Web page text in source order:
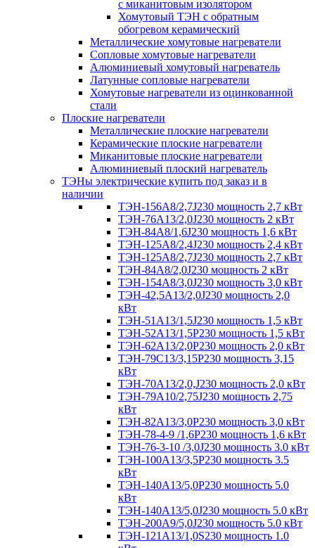
с миканитовым изолятором
Хомутовый ТЭН с обратным
обогревом керамический
Металлические хомутовые нагреватели
Сопловые хомутовые нагреватели
Алюминиевый хомутовый нагреватель
Латунные сопловые нагреватели
Хомутовые нагреватели из оцинкованной
стали
Плоские нагреватели
Металлические плоские нагреватели
Керамические плоские нагреватели
Миканитовые плоские нагреватели
Алюминиевый плоский нагреватель
ТЭНы электрические купить под заказ и в
наличии
ТЭН-156А8/2,7J230 мощность 2,7 кВт
ТЭН-76А13/2,0J230 мощность 2 кВт
ТЭН-84А8/1,6J230 мощность 1,6 кВт
ТЭН-125А8/2,4J230 мощность 2,4 кВт
ТЭН-125А8/2,7J230 мощность 2,7 кВт
ТЭН-84А8/2,0J230 мощность 2 кВт
ТЭН-154А8/3,0J230 мощность 3,0 кВт
ТЭН-42,5А13/2,0J230 мощность 2,0
кВт
ТЭН-51А13/1,5J230 мощность 1,5 кВт
ТЭН-52А13/1,5Р230 мощность 1,5 кВт
ТЭН-62А13/2,0Р230 мощность 2,0 кВт
ТЭН-79С13/3,15Р230 мощность 3,15
кВт
ТЭН-70А13/2,0,J230 мощность 2,0 кВт
ТЭН-79А10/2,75J230 мощность 2,75
кВт
ТЭН-82А13/3,0Р230 мощность 3,0 кВт
ТЭН-78-4-9 /1,6P230 мощность 1,6 кВт
ТЭН-76-3-10 /3,0J230 мощность 3.0 кВт
ТЭН-100А13/3,5Р230 мощность 3.5
кВт
ТЭН-140А13/5,0Р230 мощность 5.0
кВт
ТЭН-140А13/5,0J230 мощность 5.0 кВт
ТЭН-200А9/5,0J230 мощность 5.0 кВт
ТЭН-121А13/1,0S230 мощность 1.0